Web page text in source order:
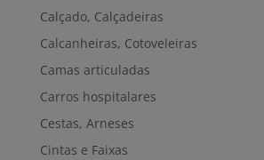
Calçado, Calçadeiras
Calcanheiras, Cotoveleiras
Camas articuladas
Carros hospitalares
Cestas, Arneses
Cintas e Faixas